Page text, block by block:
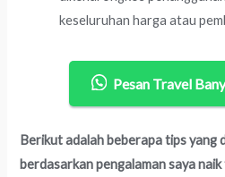
keseluruhan harga atau
Pesan Travel
Berikut adalah beberapa tips yang
berdasarkan pengalaman saya